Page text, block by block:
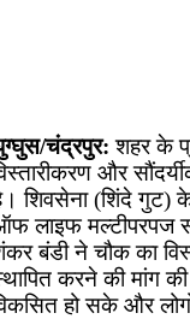
चंद्रपुर:शहर के
और
शिवसेना (शिंदे गुट)
लाइफ मल्टीपरपज
बंडी ने चौक का
करने की मांग
हो सके और